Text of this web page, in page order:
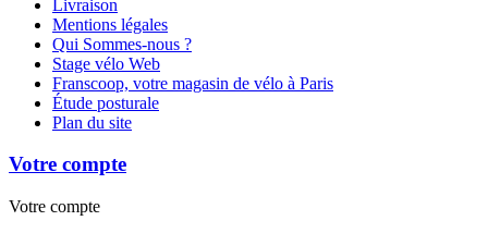
Livraison
Mentions légales
Qui Sommes-nous ?
Stage vélo Web
Franscoop, votre magasin de vélo à Paris
Étude posturale
Plan du site
Votre compte
Votre compte